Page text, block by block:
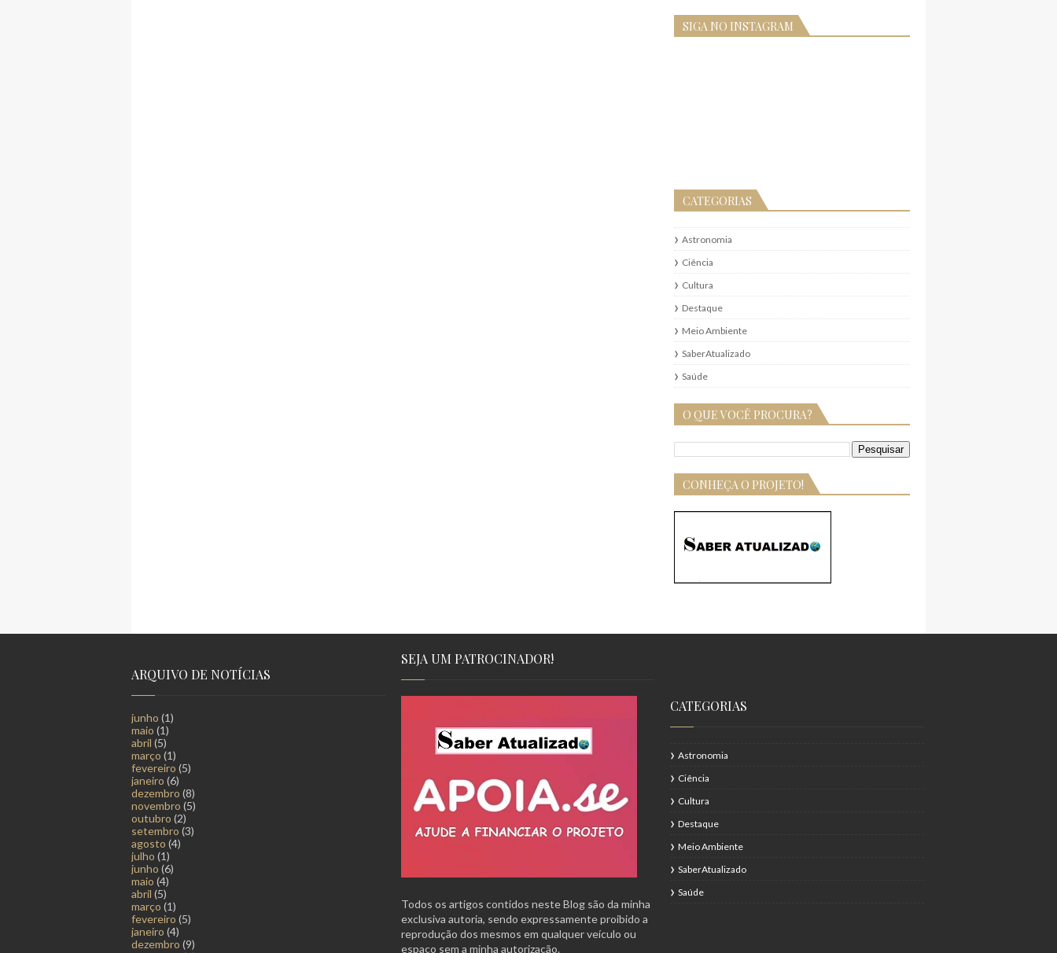
SIGA NO INSTAGRAM
CATEGORIAS
Astronomia
Ciência
Cultura
Destaque
Meio Ambiente
SaberAtualizado
Saúde
O QUE VOCÊ PROCURA?
CONHEÇA O PROJETO!
ARQUIVO DE NOTÍCIAS
junho (1)
maio (1)
abril (5)
março (1)
fevereiro (5)
janeiro (6)
dezembro (8)
novembro (5)
outubro (2)
setembro (3)
agosto (4)
julho (1)
junho (6)
maio (4)
abril (5)
março (1)
fevereiro (5)
janeiro (4)
dezembro (9)
SEJA UM PATROCINADOR!
Todos os artigos contidos neste Blog são da minha
exclusiva autoria, sendo expressamente proibido a
reprodução dos mesmos em qualquer veículo ou
espaço sem a minha autorização.
CATEGORIAS
Astronomia
Ciência
Cultura
Destaque
Meio Ambiente
SaberAtualizado
Saúde